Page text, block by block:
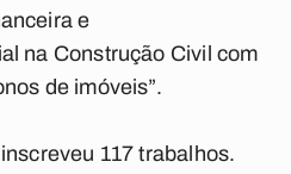
e
na Construção Civil com
de imóveis”.
117 trabalhos.